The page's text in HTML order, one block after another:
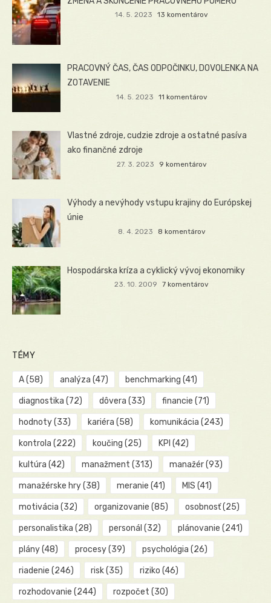
14. 5. 2023 13 komentárov
PRACOVNÝ ČAS, ČAS ODPOČINKU, DOVOLENKA NA
ZOTAVENIE
14. 5. 2023 11 komentárov
Vlastné zdroje, cudzie zdroje a ostatné pasíva
ako finančné zdroje
27. 3. 2023 9 komentárov
Výhody a nevýhody vstupu krajiny do Európskej
únie
8. 4. 2023 8 komentárov
Hospodárska kríza a cyklický vývoj ekonomiky
23. 10. 2009 7 komentárov
TÉMY
A(58) analýza (47) benchmarking (41)
diagnostika (72) dôvera (33) financie (71)
hodnoty(33) kariéra (58) komunikácia (243)
kontrola (222) koučing (25) KPI (42)
kultúra (42) manažment (313) manažér(93)
manažérske hry(38) meranie (41) MIS (41)
motivácia (32) organizovanie (85) osobnosť(25)
personalistika (28) personál (32) plánovanie (241)
plány(48) procesy(39) psychológia (26)
riadenie (246) risk(35) riziko (46)
rozhodovanie (244) rozpočet (30)